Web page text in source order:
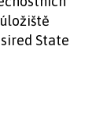
State